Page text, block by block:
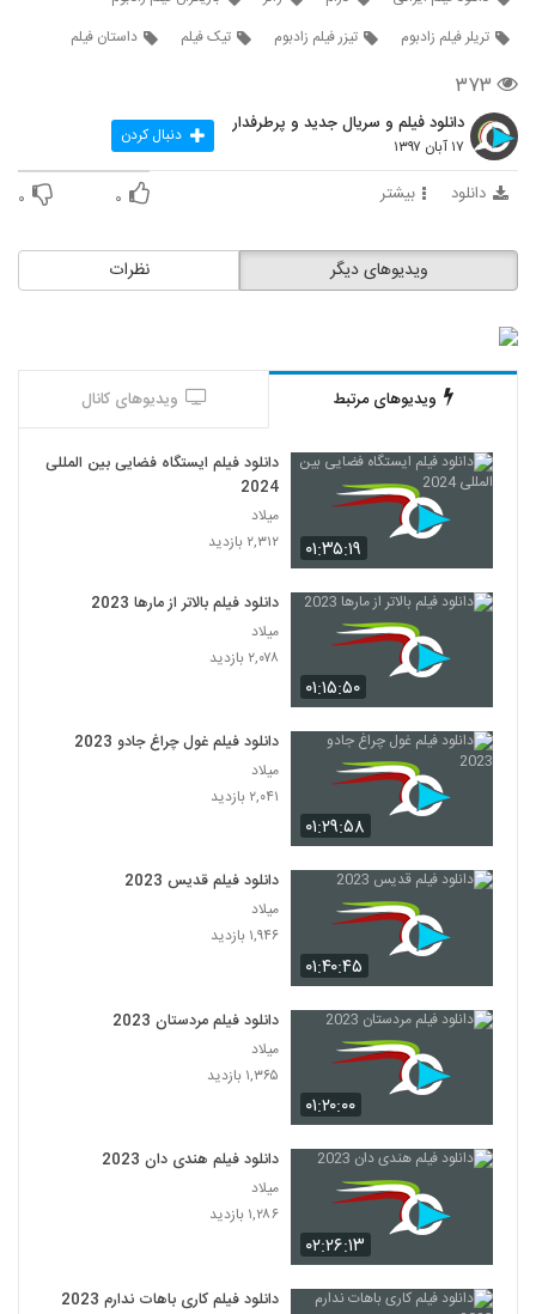
تریلر فیلم زادبوم
تیزر فیلم زادبوم تیک فیلم داستان فیلم
۳۷۳
دانلود فیلم و سریال جدید و پرطرفدار
۱۷ آبان ۱۳۹۷ دنبال کردن
دانلود بیشتر ۰ ۰
نظرات ویدیوهای دیگر
ویدیوهای مرتبط ویدیوهای کانال
۰۱:۳۵:۱۹
دانلود فیلم ایستگاه فضایی بین المللی
2024
میلاد
۲,۳۱۲ بازدید
۰۱:۱۵:۵۰
دانلود فیلم بالاتر از مارها 2023
میلاد
۲,۰۷۸ بازدید
۰۱:۲۹:۵۸
دانلود فیلم غول چراغ جادو 2023
میلاد
۲,۰۴۱ بازدید
۰۱:۴۰:۴۵
دانلود فیلم قدیس 2023
میلاد
۱,۹۴۶ بازدید
۰۱:۲۰:۰۰
دانلود فیلم مردستان 2023
میلاد
۱,۳۶۵ بازدید
۰۲:۲۶:۱۳
دانلود فیلم هندی دان 2023
میلاد
۱,۲۸۶ بازدید
دانلود فیلم کاری باهات ندارم 2023